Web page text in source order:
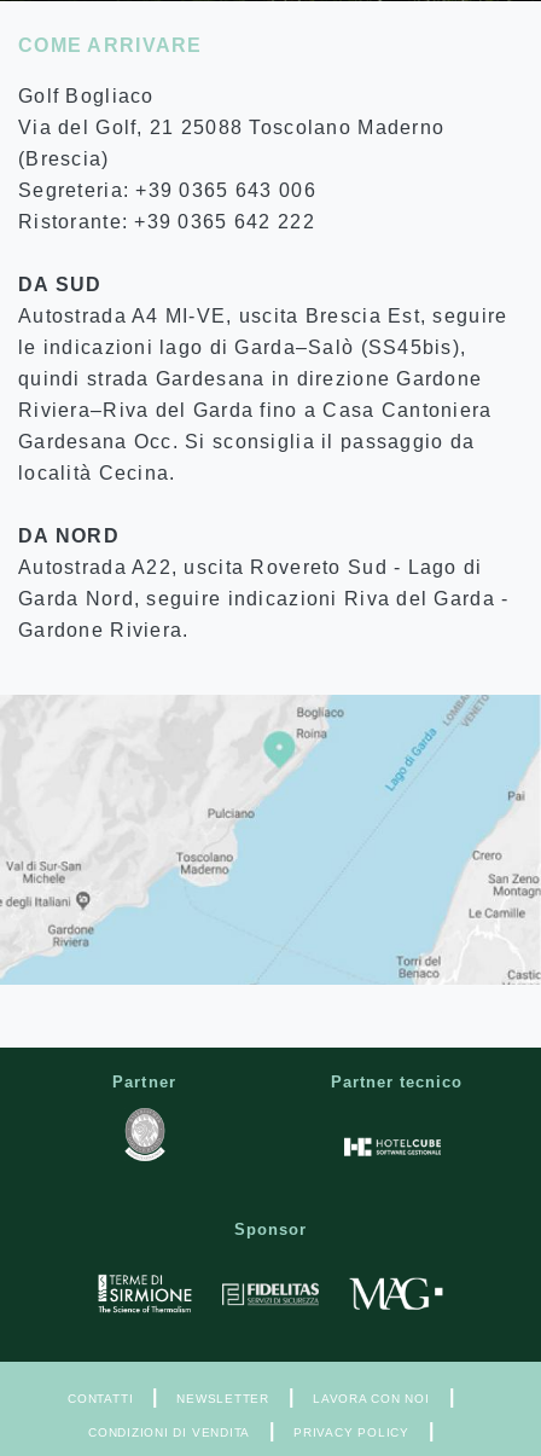
COME ARRIVARE
Golf Bogliaco
Via del Golf, 21 25088 Toscolano Maderno
(Brescia)
Segreteria: +39 0365 643 006
Ristorante: +39 0365 642 222
DA SUD
Autostrada A4 MI-VE, uscita Brescia Est, seguire
le indicazioni lago di Garda–Salò (SS45bis),
quindi strada Gardesana in direzione Gardone
Riviera–Riva del Garda fino a Casa Cantoniera
Gardesana Occ. Si sconsiglia il passaggio da
località Cecina.
DA NORD
Autostrada A22, uscita Rovereto Sud - Lago di
Garda Nord, seguire indicazioni Riva del Garda -
Gardone Riviera.
Partner Partner tecnico
Sponsor
CONTATTI NEWSLETTER LAVORA CON NOI
CONDIZIONI DI VENDITA PRIVACY POLICY